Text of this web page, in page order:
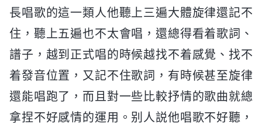
長唱歌的這一類人他聽上三遍大體旋律還記不
住，聽上五遍也不太會唱，還總得看着歌詞、
譜子，越到正式唱的時候越找不着感覺、找不
着發音位置，又記不住歌詞，有時候甚至旋律
還能唱跑了，而且對一些比較抒情的歌曲就總
拿捏不好感情的運用。别人説他唱歌不好聽，